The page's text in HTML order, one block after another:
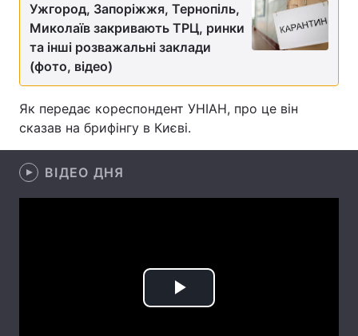
Зброя Інциденти
Здоров'я
Цікавинки Погода
Лонгріди
Ужгород, Запоріжжя, Тернопіль,
Миколаїв закривають ТРЦ, ринки
та інші розважальні заклади
(фото, відео)
Як передає кореспондент УНІАН, про це він
сказав на брифінгу в Києві.
ВІДЕО ДНЯ
Play